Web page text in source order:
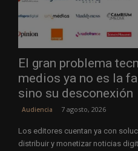
El gran problema
medios ya no es la
sino su desconexión
Audiencia 7 agosto, 2026
Los editores cuentan ya con
distribuir y monetizar noticias